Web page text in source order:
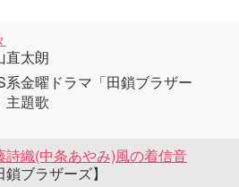
直太朗
系金曜ドラマ「田鎖ブラザー
主題歌
詩織(中条あやみ)風の着信音
鎖ブラザーズ】